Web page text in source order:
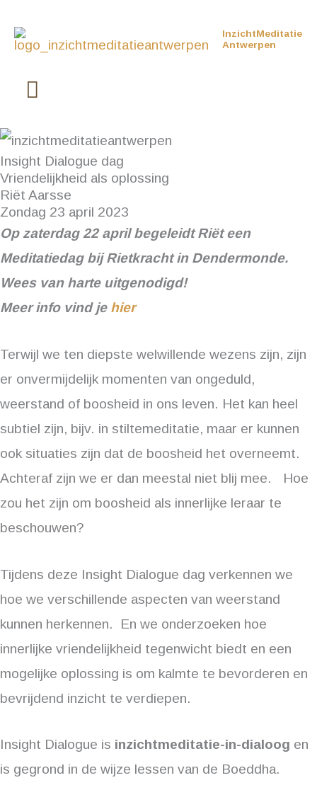
naar
inhoud
InzichtMeditatie
Antwerpen
Hoofdmenu
Insight Dialogue dag
Vriendelijkheid als oplossing
Riët Aarsse
Zondag 23 april 2023
Op zaterdag 22 april begeleidt Riët een
Meditatiedag bij Rietkracht in Dendermonde.
Wees van harte uitgenodigd!
Meer info vind je hier
Terwijl we ten diepste welwillende wezens zijn, zijn
er onvermijdelijk momenten van ongeduld,
weerstand of boosheid in ons leven. Het kan heel
subtiel zijn, bijv. in stiltemeditatie, maar er kunnen
ook situaties zijn dat de boosheid het overneemt.
Achteraf zijn we er dan meestal niet blij mee. Hoe
zou het zijn om boosheid als innerlijke leraar te
beschouwen?
Tijdens deze Insight Dialogue dag verkennen we
hoe we verschillende aspecten van weerstand
kunnen herkennen. En we onderzoeken hoe
innerlijke vriendelijkheid tegenwicht biedt en een
mogelijke oplossing is om kalmte te bevorderen en
bevrijdend inzicht te verdiepen.
Insight Dialogue is inzichtmeditatie-in-dialoog en
is gegrond in de wijze lessen van de Boeddha.